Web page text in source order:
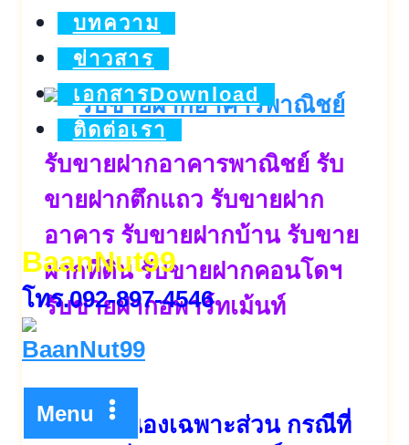
บทความ
ข่าวสาร
เอกสารDownload
ติดต่อเรา
BaanNut99
โทร.092-897-4546
Menu
รับขายฝากอาคารพาณิชย์ รับ
ขายฝากตึกแถว รับขายฝาก
อาคาร รับขายฝากบ้าน รับขาย
ฝากที่ดิน รับขายฝากคอนโดฯ
รับขายฝากอพาร์ทเม้นท์
“รับจำนองเฉพาะส่วน กรณีที่